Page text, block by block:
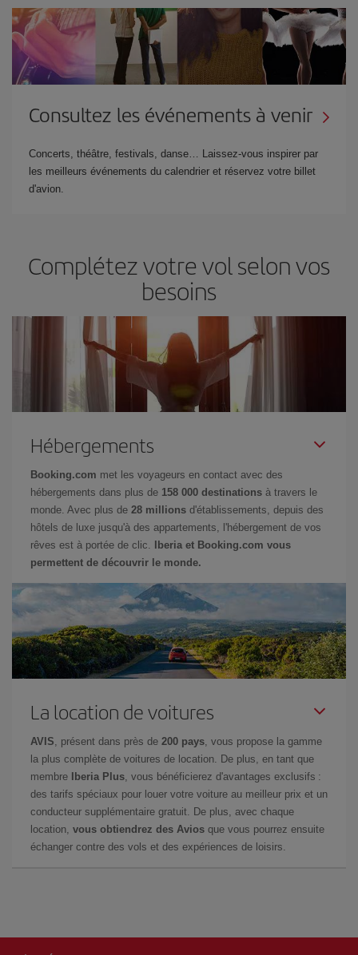
Consultez les événements à venir
Concerts, théâtre, festivals, danse… Laissez-vous inspirer par
les meilleurs événements du calendrier et réservez votre billet
d'avion.
Complétez votre vol selon vos
besoins
Hébergements
Booking.com met les voyageurs en contact avec des
hébergements dans plus de 158 000 destinations à travers le
monde. Avec plus de 28 millions d'établissements, depuis des
hôtels de luxe jusqu'à des appartements, l'hébergement de vos
rêves est à portée de clic.
Iberia et Booking.com vous
permettent de découvrir le monde.
La location de voitures
AVIS , présent dans près de 200 pays , vous propose la gamme
la plus complète de voitures de location. De plus, en tant que
membre
Iberia Plus , vous bénéficierez d'avantages exclusifs :
des tarifs spéciaux pour louer votre voiture au meilleur prix et un
conducteur supplémentaire gratuit. De plus, avec chaque
location, vous obtiendrez des Avios que vous pourrez ensuite
échanger contre des vols et des expériences de loisirs.